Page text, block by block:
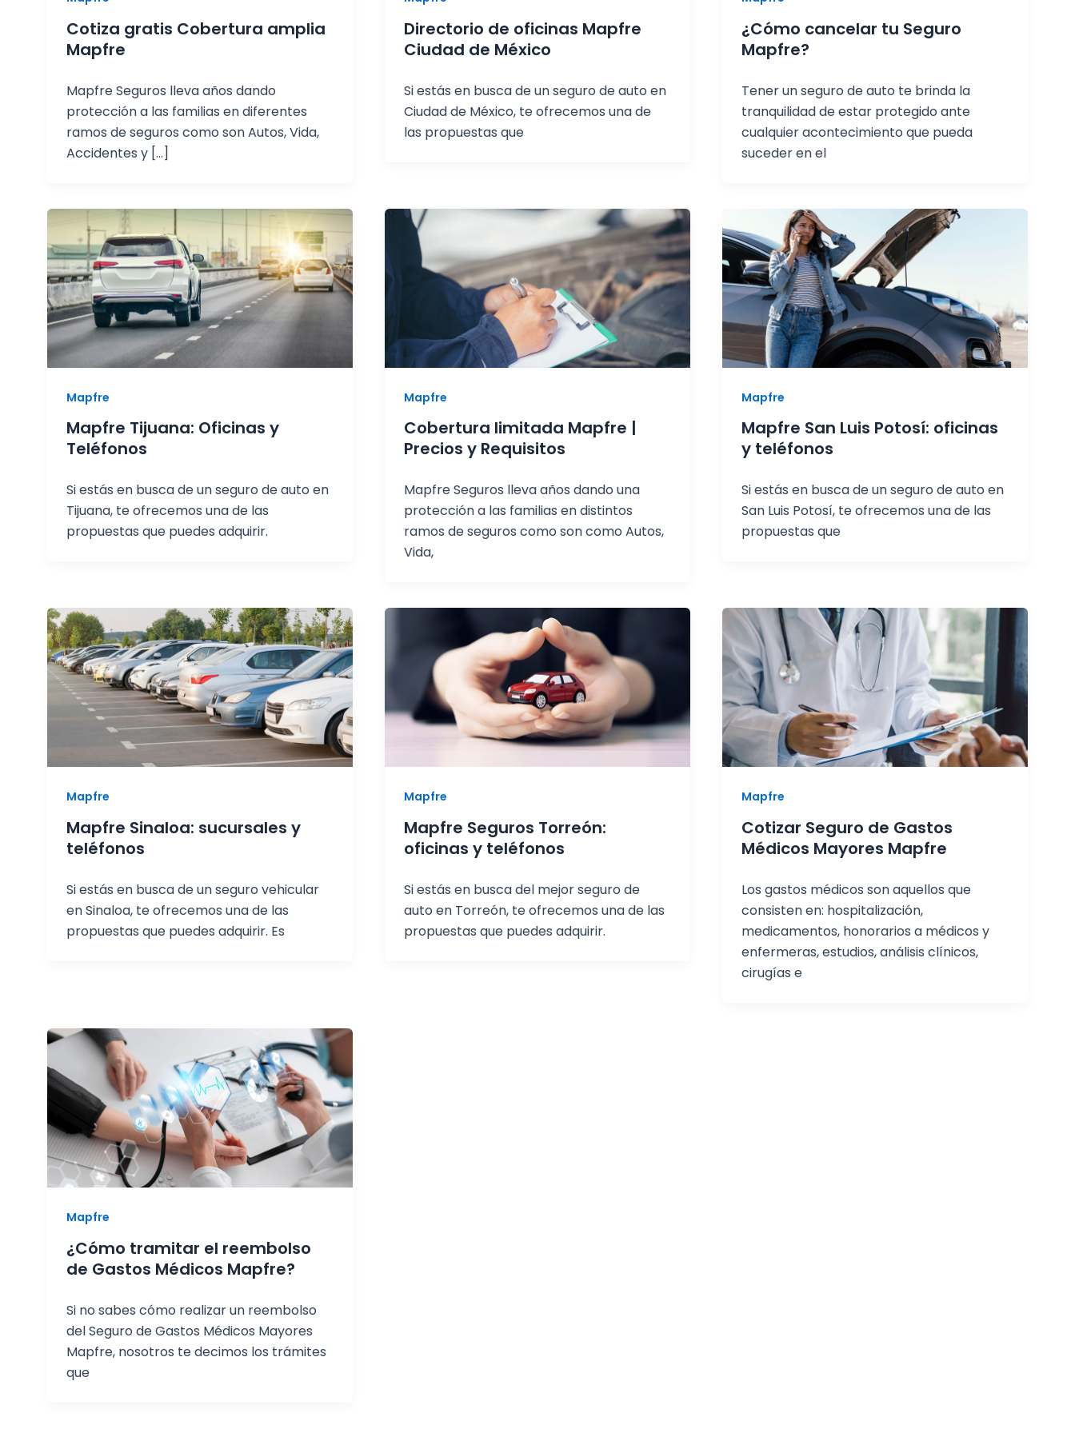
Cotiza gratis Cobertura amplia
Mapfre
Mapfre Seguros lleva años dando
protección a las familias en diferentes
ramos de seguros como son Autos, Vida,
Accidentes y […]
Directorio de oficinas Mapfre
Ciudad de México
Si estás en busca de un seguro de auto en
Ciudad de México, te ofrecemos una de
las propuestas que
¿Cómo cancelar tu Seguro
Mapfre?
Tener un seguro de auto te brinda la
tranquilidad de estar protegido ante
cualquier acontecimiento que pueda
suceder en el
Mapfre
Mapfre Tijuana: Oficinas y
Teléfonos
Si estás en busca de un seguro de auto en
Tijuana, te ofrecemos una de las
propuestas que puedes adquirir.
Mapfre
Cobertura limitada Mapfre |
Precios y Requisitos
Mapfre Seguros lleva años dando una
protección a las familias en distintos
ramos de seguros como son como Autos,
Vida,
Mapfre
Mapfre San Luis Potosí: oficinas
y teléfonos
Si estás en busca de un seguro de auto en
San Luis Potosí, te ofrecemos una de las
propuestas que
Mapfre
Mapfre Sinaloa: sucursales y
teléfonos
Si estás en busca de un seguro vehicular
en Sinaloa, te ofrecemos una de las
propuestas que puedes adquirir. Es
Mapfre
Mapfre Seguros Torreón:
oficinas y teléfonos
Si estás en busca del mejor seguro de
auto en Torreón, te ofrecemos una de las
propuestas que puedes adquirir.
Mapfre
Cotizar Seguro de Gastos
Médicos Mayores Mapfre
Los gastos médicos son aquellos que
consisten en: hospitalización,
medicamentos, honorarios a médicos y
enfermeras, estudios, análisis clínicos,
cirugías e
Mapfre
¿Cómo tramitar el reembolso
de Gastos Médicos Mapfre?
Si no sabes cómo realizar un reembolso
del Seguro de Gastos Médicos Mayores
Mapfre, nosotros te decimos los trámites
que